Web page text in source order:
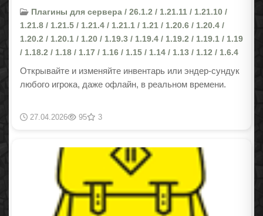
Плагины для сервера / 26.1.2 / 1.21.11 / 1.21.10 /
1.21.8 / 1.21.5 / 1.21.4 / 1.21.1 / 1.21 / 1.20.6 / 1.20.4 /
1.20.2 / 1.20.1 / 1.20 / 1.19.3 / 1.19.4 / 1.19.2 / 1.19.1 / 1.19
/ 1.18.2 / 1.18 / 1.17 / 1.16 / 1.15 / 1.14 / 1.13 / 1.12 / 1.6.4
Открывайте и изменяйте инвентарь или эндер-сундук
любого игрока, даже офлайн, в реальном времени.
27.04.2026 95 3